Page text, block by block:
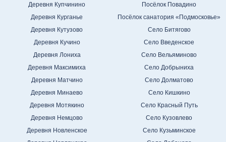
Деревня Купчинино
Деревня Курганье
Деревня Кутузово
Деревня Кучино
Деревня Лониха
Деревня Максимиха
Деревня Матчино
Деревня Минаево
Деревня Мотякино
Деревня Немцово
Деревня Новленское
Посёлок Повадино
Посёлок санатория «Подмосковье»
Село Битягово
Село Введенское
Село Вельяминово
Село Добрыниха
Село Долматово
Село Кишкино
Село Красный Путь
Село Кузовлево
Село Кузьминское